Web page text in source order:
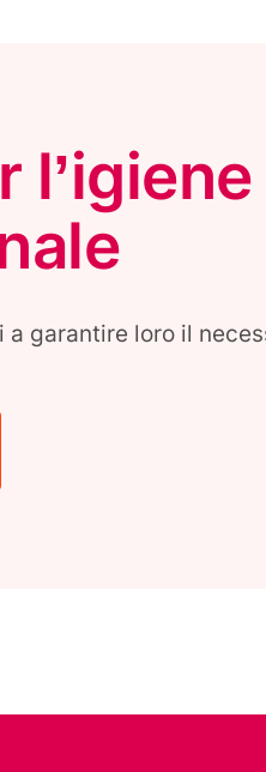
l’igiene
a garantire loro il